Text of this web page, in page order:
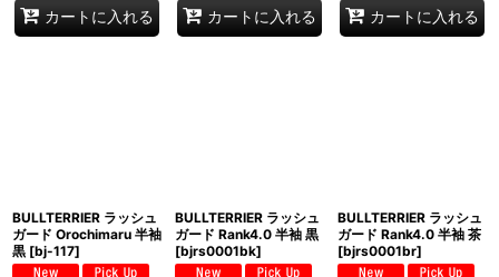
カートに入れる カートに入れる カートに入れる
BULLTERRIER ラッシュ
ガード Orochimaru 半袖
黒 [bj-117]
BULLTERRIER ラッシュ
ガード Rank4.0 半袖 黒
[bjrs0001bk]
BULLTERRIER ラッシュ
ガード Rank4.0 半袖 茶
[bjrs0001br]